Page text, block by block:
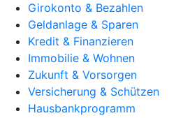
Girokonto & Bezahlen
Geldanlage & Sparen
Kredit & Finanzieren
Immobilie & Wohnen
Zukunft & Vorsorgen
Versicherung & Schützen
Hausbankprogramm